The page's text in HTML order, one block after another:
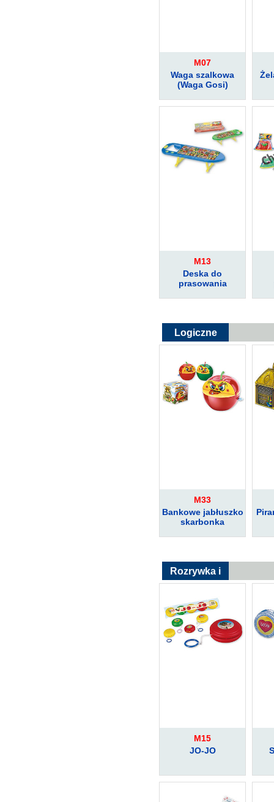
M07
Waga szalkowa
(Waga Gosi)
M13
Deska do
prasowania
Logiczne
M33
Bankowe jabłuszko
skarbonka
Rozrywka i
sport
M15
JO-JO